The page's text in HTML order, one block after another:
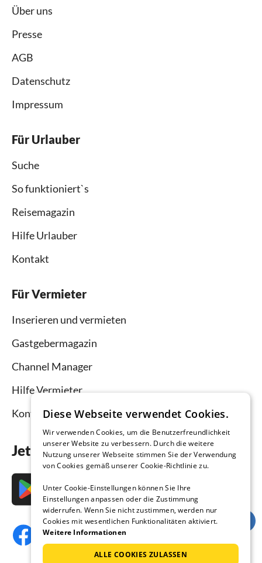
Über uns
Presse
AGB
Datenschutz
Impressum
Für Urlauber
Suche
So funktioniert`s
Reisemagazin
Hilfe Urlauber
Kontakt
Für Vermieter
Inserieren und vermieten
Gastgebermagazin
Channel Manager
Hilfe Vermieter
Kontakt
Jetzt die App downloaden
Diese Webseite verwendet Cookies.
Wir verwenden Cookies, um die Benutzerfreundlichkeit
unserer Website zu verbessern. Durch die weitere
Nutzung unserer Webseite stimmen Sie der Verwendung
von Cookies gemäß unserer Cookie-Richtlinie zu.
Unter Cookie-Einstellungen können Sie Ihre
Einstellungen anpassen oder die Zustimmung
widerrufen. Wenn Sie nicht zustimmen, werden nur
Cookies mit wesentlichen Funktionalitäten aktiviert.
Weitere Informationen
ALLE COOKIES ZULASSEN